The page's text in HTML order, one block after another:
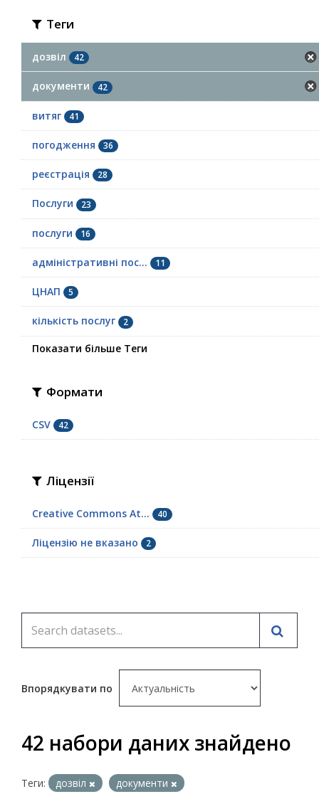
Теги
дозвіл 42
документи 42
витяг 41
погодження 36
реєстрація 28
Послуги 23
послуги 16
адміністративні пос... 11
ЦНАП 5
кількість послуг 2
Показати більше Теги
Формати
CSV 42
Ліцензії
Creative Commons At... 40
Ліцензію не вказано 2
Впорядкувати по
42 набори даних знайдено
Теги: дозвіл
документи